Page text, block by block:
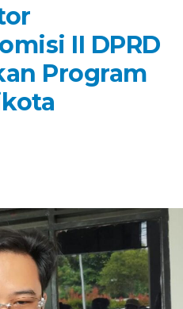
II DPRD
Program